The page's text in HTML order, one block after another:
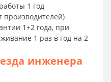
1 год
производителей)
1+2 года, при
1 раз в год на 2
инженера